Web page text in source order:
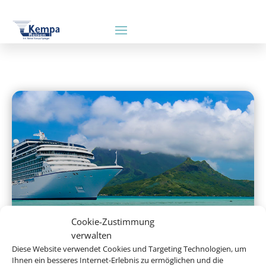
Cookie-Zustimmung
verwalten
Diese Website verwendet Cookies und Targeting Technologien, um
Ihnen ein besseres Internet-Erlebnis zu ermöglichen und die
Hochseekreuzfahrten